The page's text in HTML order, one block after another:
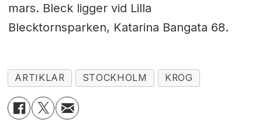
mars. Bleck ligger vid Lilla
Blecktornsparken, Katarina Bangata 68.
ARTIKLAR STOCKHOLM KROG